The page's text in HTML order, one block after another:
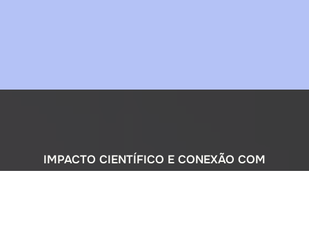
IMPACTO CIENTÍFICO E CONEXÃO COM
A SOCIEDADE